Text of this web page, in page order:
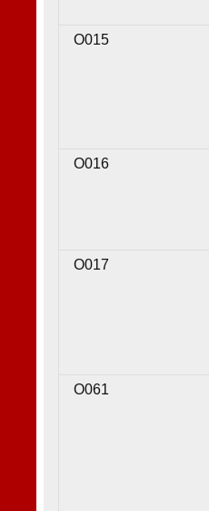
O015
O016
O017
O061